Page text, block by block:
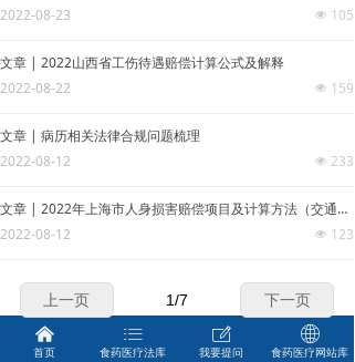
넶 105
2022-08-23
文章 | 2022山西省工伤待遇赔偿计算公式及解释
넶 159
2022-08-22
文章 | 病历相关法律合规问题梳理
넶 233
2022-08-12
文章 | 2022年上海市人身损害赔偿项目及计算方法（交通、医疗等）
넶 123
2022-08-12
上一页 下一页
1/7
낀
首页
ꂇ
食药医疗法库
ꂐ
我要提问
ꄓ
食药医疗网站库